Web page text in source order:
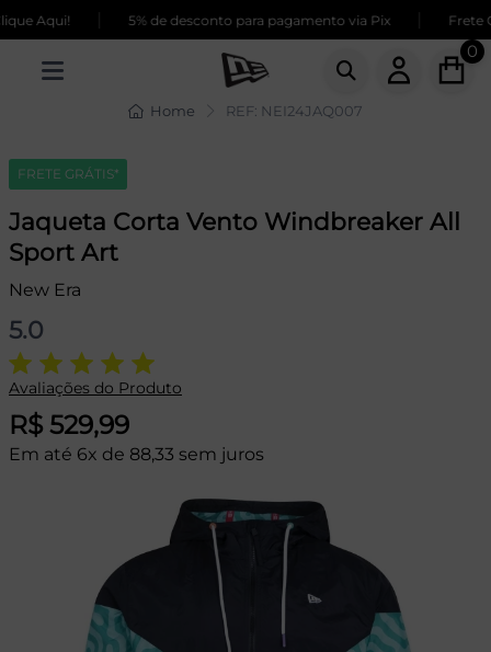
Aqui! 5% de desconto para pagamento via Pix Frete
0
Home REF: NEI24JAQ007
FRETE GRÁTIS*
Jaqueta Corta Vento Windbreaker All
Sport Art
New Era
5.0
Avaliações do Produto
R$ 529,99
Em até 6x de 88,33 sem juros